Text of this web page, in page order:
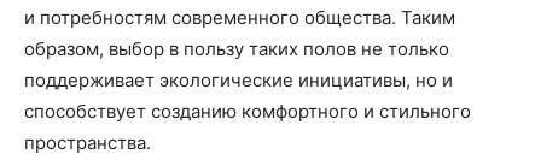
и потребностям современного общества. Таким
образом, выбор в пользу таких полов не только
поддерживает экологические инициативы, но и
способствует созданию комфортного и стильного
пространства.